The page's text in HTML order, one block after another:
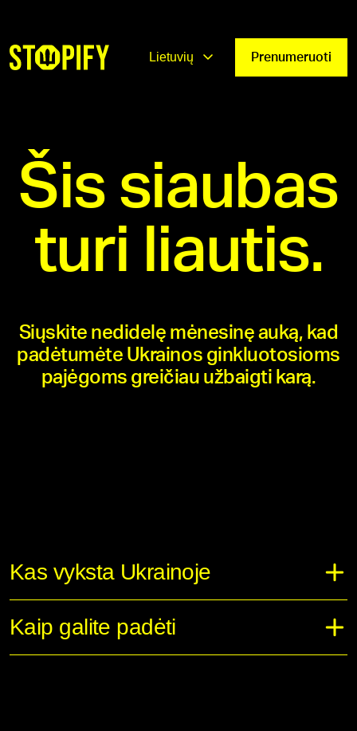
Lietuvių Prenumeruoti
Šis siaubas
turi liautis.
Siųskite nedidelę mėnesinę auką, kad
padėtumėte Ukrainos ginkluotosioms
pajėgoms greičiau užbaigti karą.
Kas vyksta Ukrainoje
Kaip galite padėti